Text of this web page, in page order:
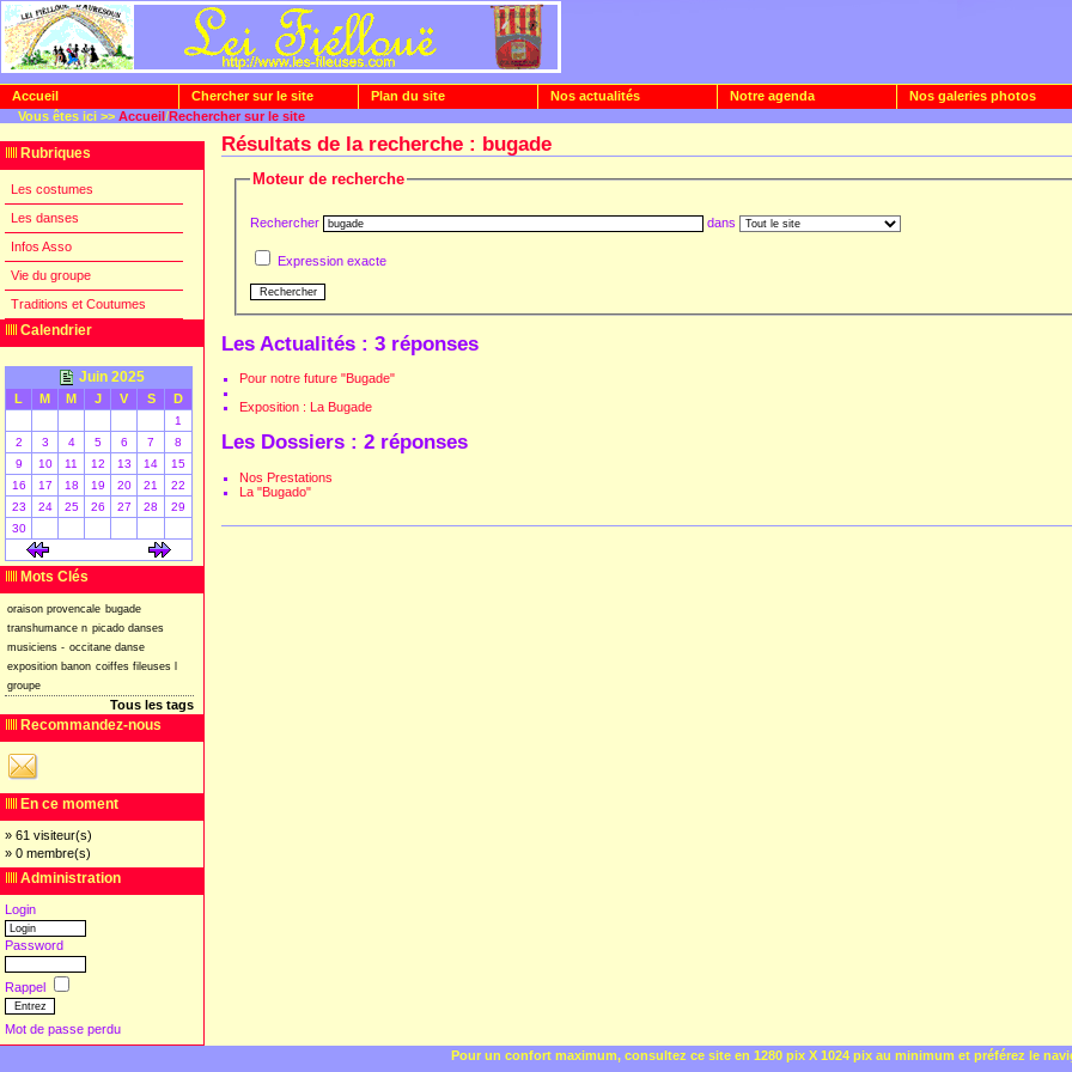
Accueil Chercher sur le site Plan du site Nos actualités Notre agenda Nos galeries photos
Vous êtes ici >> Accueil/Rechercher sur le site
Rubriques
Les costumes
Les danses
Infos Asso
Vie du groupe
Traditions et Coutumes
Calendrier
Juin 2025
L M M J V S D
1
2
3 4 5 6 7
8
9
10 11 12 13 14
15
16
17 18 19 20 21
22
23
24 25 26 27 28
29
30
Mots Clés
oraison provencale bugade
transhumance n picado danses
musiciens - occitane danse
exposition banon coiffes fileuses
groupe
Tous les tags
Recommandez-nous
En ce moment
» 61 visiteur(s)
» 0 membre(s)
Administration
Login
Password
Rappel
Mot de passe perdu
Résultats de la recherche : bugade
Moteur de recherche
Rechercher dans
Expression exacte
Les Actualités : 3 réponses
Pour notre future "Bugade"
Exposition : La Bugade
Les Dossiers : 2 réponses
Nos Prestations
La "Bugado"
Pour un confort maximum, consultez ce site en 1280 pix X 1024 pix au minimum et préférez le